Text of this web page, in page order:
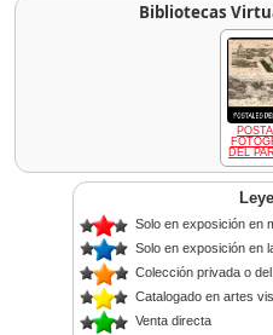
Bibliotecas
DEL
Solo en exposición en
Solo en exposición en
Colección privada o
Catalogado en artes
Venta directa